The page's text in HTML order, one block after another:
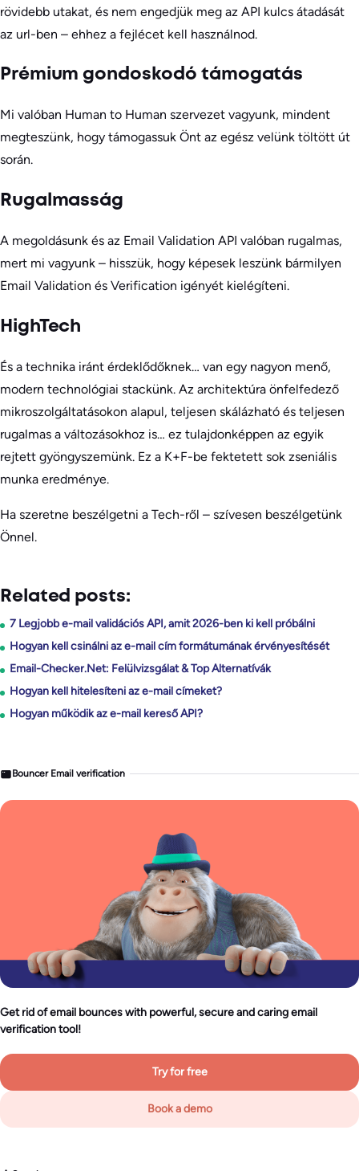
rövidebb utakat, és nem engedjük meg az API kulcs átadását
az url-ben – ehhez a fejlécet kell használnod.
Prémium gondoskodó támogatás
Mi valóban Human to Human szervezet vagyunk, mindent
megteszünk, hogy támogassuk Önt az egész velünk töltött út
során.
Rugalmasság
A megoldásunk és az Email Validation API valóban rugalmas,
mert mi vagyunk – hisszük, hogy képesek leszünk bármilyen
Email Validation és Verification igényét kielégíteni.
HighTech
És a technika iránt érdeklődőknek… van egy nagyon menő,
modern technológiai stackünk. Az architektúra önfelfedező
mikroszolgáltatásokon alapul, teljesen skálázható és teljesen
rugalmas a változásokhoz is… ez tulajdonképpen az egyik
rejtett gyöngyszemünk. Ez a K+F-be fektetett sok zseniális
munka eredménye.
Ha szeretne beszélgetni a Tech-ről – szívesen beszélgetünk
Önnel.
Related posts:
7 Legjobb e-mail validációs API, amit 2026-ben ki kell próbálni
Hogyan kell csinálni az e-mail cím formátumának érvényesítését
Email-Checker.Net: Felülvizsgálat & Top Alternatívák
Hogyan kell hitelesíteni az e-mail címeket?
Hogyan működik az e-mail kereső API?
Bouncer Email verification
Get rid of email bounces with powerful, secure and caring email
verification tool!
Try for free
Book a demo